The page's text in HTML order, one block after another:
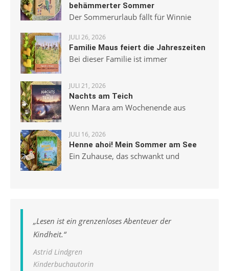
behämmerter Sommer
Der Sommerurlaub fällt für Winnie
JULI 26, 2026
Familie Maus feiert die Jahreszeiten
Bei dieser Familie ist immer
JULI 21, 2026
Nachts am Teich
Wenn Mara am Wochenende aus
JULI 16, 2026
Henne ahoi! Mein Sommer am See
Ein Zuhause, das schwankt und
„Lesen ist ein grenzenloses Abenteuer der
Kindheit.“
Astrid Lindgren
Kinderbuchautorin